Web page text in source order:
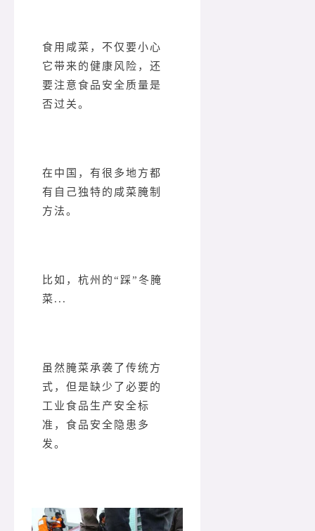
食用咸菜，不仅要小心
它带来的健康风险，还
要注意食品安全质量是
否过关。
在中国，有很多地方都
有自己独特的咸菜腌制
方法。
比如，杭州的“踩”冬腌
菜...
虽然腌菜承袭了传统方
式，但是缺少了必要的
工业食品生产安全标
准，食品安全隐患多
发。